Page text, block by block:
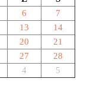
6
7
13
14
20
21
27
28
4 5